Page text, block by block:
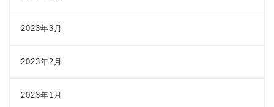
2023年3月
2023年2月
2023年1月